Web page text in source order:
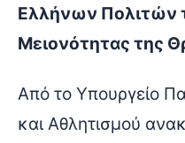
Ελλήνων Πολιτών
Μειονότητας της
Από το Υπουργείο
και Αθλητισμού